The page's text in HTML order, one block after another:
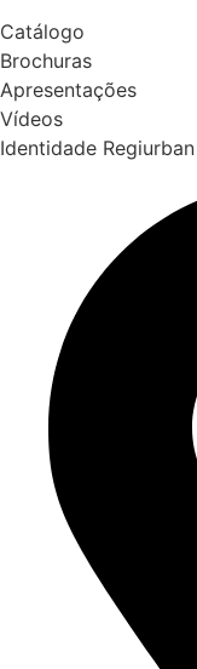
Catálogo
Brochuras
Apresentações
Vídeos
Identidade Regiurban